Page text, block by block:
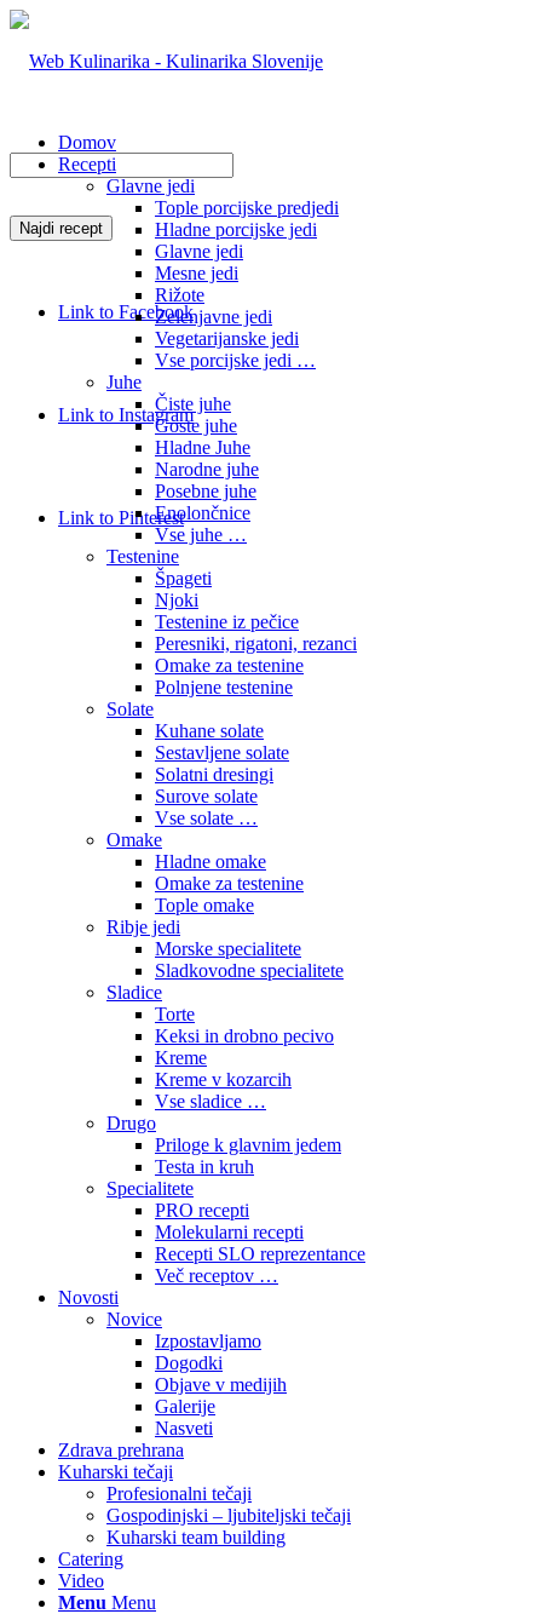
Link to Facebook
Link to Instagram
Link to Pinterest
Domov
Recepti
Glavne jedi
Tople porcijske predjedi
Hladne porcijske jedi
Glavne jedi
Mesne jedi
Rižote
Zelenjavne jedi
Vegetarijanske jedi
Vse porcijske jedi …
Juhe
Čiste juhe
Goste juhe
Hladne Juhe
Narodne juhe
Posebne juhe
Enolončnice
Vse juhe …
Testenine
Špageti
Njoki
Testenine iz pečice
Peresniki, rigatoni, rezanci
Omake za testenine
Polnjene testenine
Solate
Kuhane solate
Sestavljene solate
Solatni dresingi
Surove solate
Vse solate …
Omake
Hladne omake
Omake za testenine
Tople omake
Ribje jedi
Morske specialitete
Sladkovodne specialitete
Sladice
Torte
Keksi in drobno pecivo
Kreme
Kreme v kozarcih
Vse sladice …
Drugo
Priloge k glavnim jedem
Testa in kruh
Specialitete
PRO recepti
Molekularni recepti
Recepti SLO reprezentance
Več receptov …
Novosti
Novice
Izpostavljamo
Dogodki
Objave v medijih
Galerije
Nasveti
Zdrava prehrana
Kuharski tečaji
Profesionalni tečaji
Gospodinjski – ljubiteljski tečaji
Kuharski team building
Catering
Video
Menu Menu